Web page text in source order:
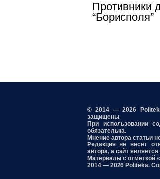
Противники
“Борисполя”
© 2014 — 2026
защищены.
При использовании
обязательна.
Мнение автора статьи
Редакция не несет
автора, а сайт
Материалы с отметкой
2014 — 2026 Politeka.